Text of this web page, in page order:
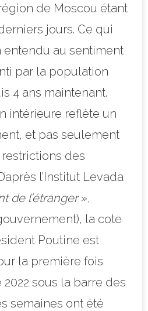
région de Moscou étant
jours. Ce qui
entendu au sentiment
par la population
4 ans maintenant.
intérieure reflète un
et pas seulement
des
l’Institut Levada
de l’étranger»,
la cote
Poutine est
la première fois
sous la barre des
semaines ont été